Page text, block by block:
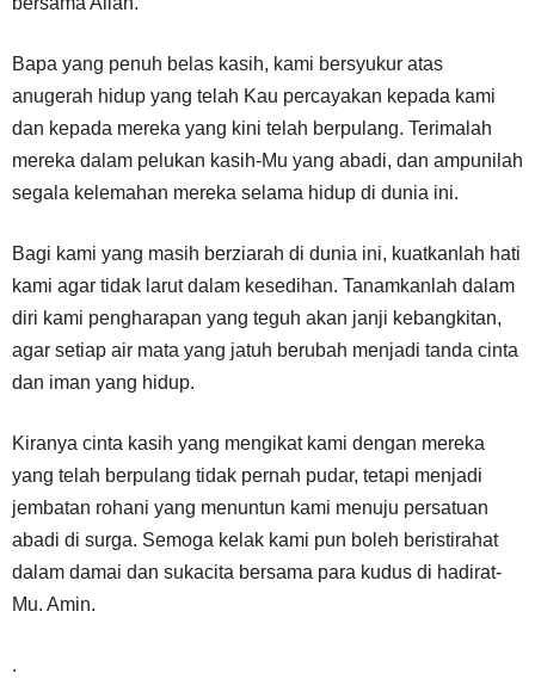
Bapa yang penuh belas kasih, kami bersyukur atas
anugerah hidup yang telah Kau percayakan kepada kami
dan kepada mereka yang kini telah berpulang. Terimalah
mereka dalam pelukan kasih-Mu yang abadi, dan ampunilah
segala kelemahan mereka selama hidup di dunia ini.
Bagi kami yang masih berziarah di dunia ini, kuatkanlah hati
kami agar tidak larut dalam kesedihan. Tanamkanlah dalam
diri kami pengharapan yang teguh akan janji kebangkitan,
agar setiap air mata yang jatuh berubah menjadi tanda cinta
dan iman yang hidup.
Kiranya cinta kasih yang mengikat kami dengan mereka
yang telah berpulang tidak pernah pudar, tetapi menjadi
jembatan rohani yang menuntun kami menuju persatuan
abadi di surga. Semoga kelak kami pun boleh beristirahat
dalam damai dan sukacita bersama para kudus di hadirat-
Mu. Amin.
.